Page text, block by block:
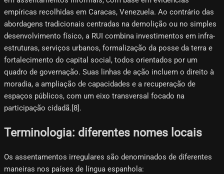
empíricas recolhidas em Caracas, Venezuela. Ao contrário das
abordagens tradicionais centradas na demolição ou no simples
desenvolvimento físico, a RUI combina investimentos em infra-
estruturas, serviços urbanos, formalização da posse da terra e
fortalecimento do capital social, todos orientados por um
quadro de governação. Suas linhas de ação incluem o direito à
moradia, a ampliação de capacidades e a recuperação de
espaços públicos, com um eixo transversal focado na
participação cidadã.[8]​.
Terminologia: diferentes nomes locais
Os assentamentos irregulares são denominados de diferentes
maneiras nos países de língua espanhola: